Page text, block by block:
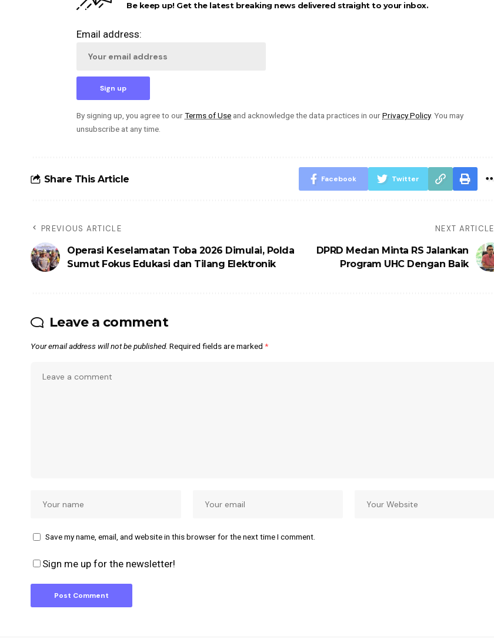
Be keep up! Get the latest breaking news delivered straight to your inbox.
Email address:
By signing up, you agree to ourTerms of Use and acknowledge the data practices in ourPrivacy Policy. You may
unsubscribe at any time.
Share This Article Facebook Twitter
PREVIOUS ARTICLE
Operasi Keselamatan Toba 2026 Dimulai, Polda
Sumut Fokus Edukasi dan Tilang Elektronik
NEXT ARTICLE
DPRD Medan Minta RS Jalankan
Program UHC Dengan Baik
Leave a comment
Your email address will not be published. Required fields are marked *
Save my name, email, and website in this browser for the next time I comment.
Sign me up for the newsletter!